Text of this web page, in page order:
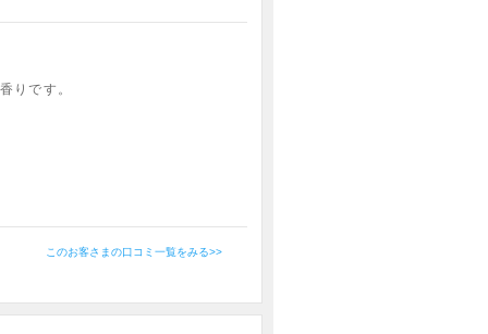
りです。
このお客さまの口コミ一覧をみる>>